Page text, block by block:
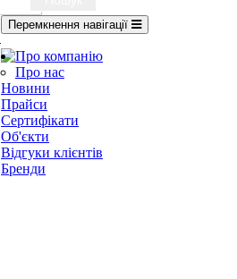
Перемкнення навігації
Про компанію
Про нас
Новини
Прайси
Сертифікати
Об'єкти
Відгуки клієнтів
Бренди